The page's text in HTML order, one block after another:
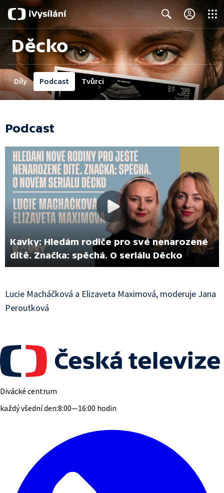
Search Close
Děcko
Díly Podcast Tvůrci
Podcast
Kavky: Hledám rodiče pro své nenarozené
dítě. Značka: spěchá. O seriálu Děcko
Lucie Macháčková a Elizaveta Maximová, moderuje Jana
Peroutková